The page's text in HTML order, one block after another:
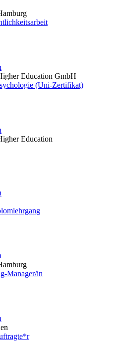
Education GmbH
(Uni-Zertifikat)
Education
Manager/in